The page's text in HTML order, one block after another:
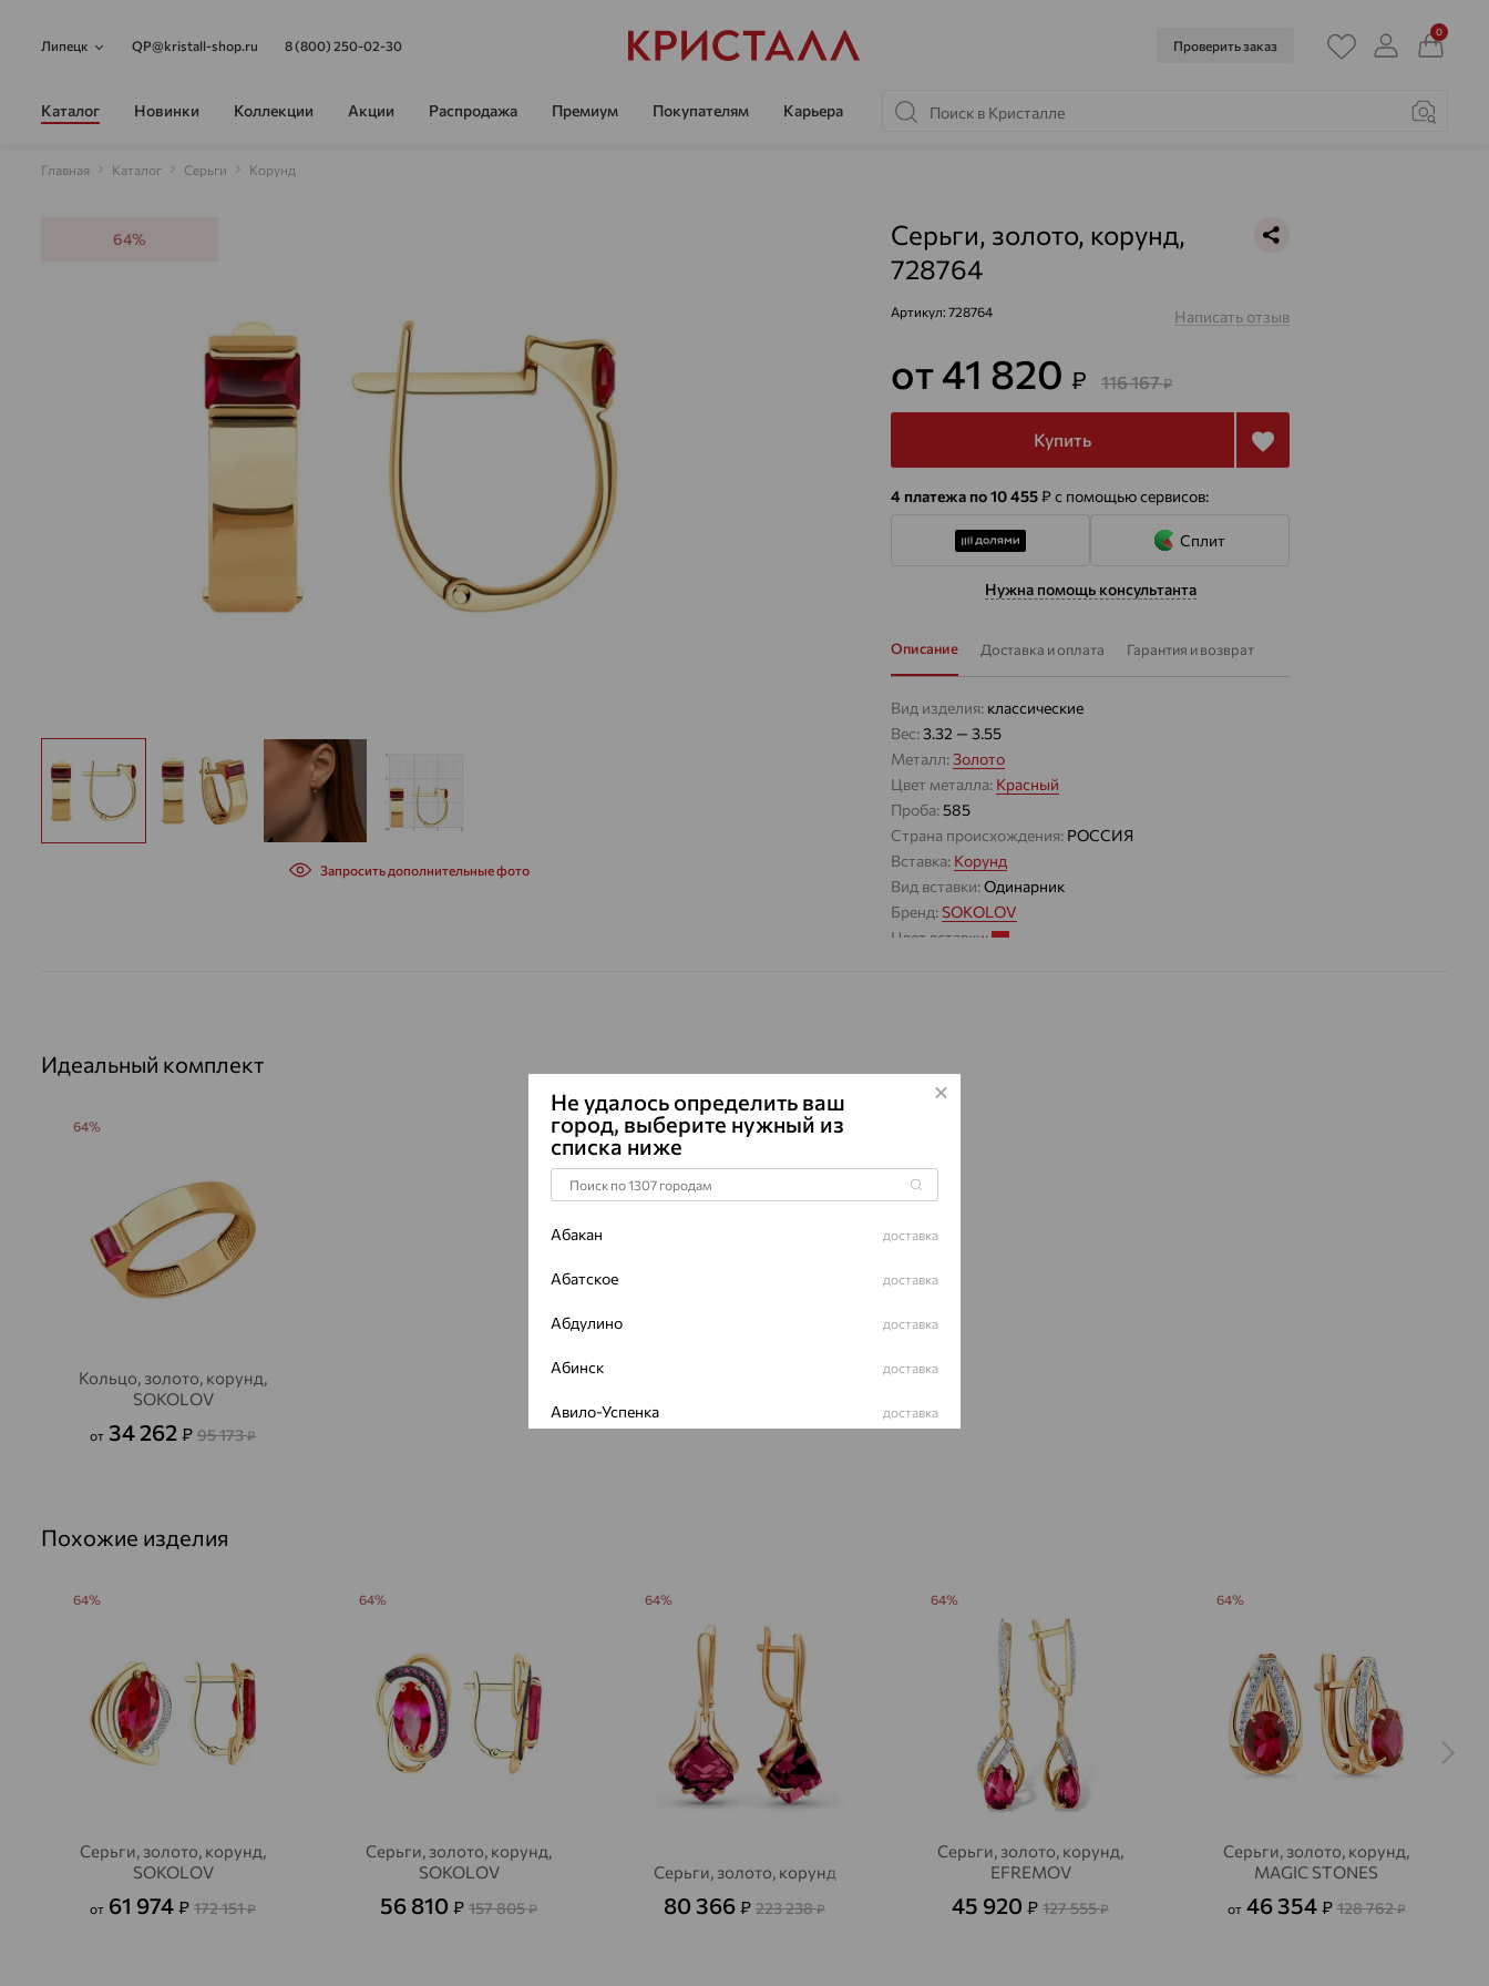
Липецк QP@kristall-shop.ru 8 (800) 250-02-30 Проверить заказ
0
Каталог Новинки Коллекции Акции Распродажа Премиум Покупателям Карьера
Главная Каталог Серьги Корунд
64%
Запросить дополнительные фото
Серьги, золото, корунд,
728764
Артикул: 728764 Написать отзыв
от 41 820 ₽ 116 167₽
Купить
4 платежа по 10 455₽с помощью сервисов:
Сплит
Нужна помощь консультанта
Описание Доставка и оплата Гарантия и возврат
Вид изделия: классические
Вес:3.32 — 3.55
Металл:Золото
Цвет металла: Красный
Проба:585
Страна происхождения: РОССИЯ
Вставка: Корунд
Вид вставки:Одинарник
Бренд:SOKOLOV
Цвет вставки:
ВИД КАМНЯ
Идеальный комплект
Кольцо, золото, корунд,
SOKOLOV
от 34 262 ₽ 95 173₽
64%
Похожие изделия
Серьги, золото, корунд,
SOKOLOV
от 61 974 ₽ 172 151₽
64%
Серьги, золото, корунд,
SOKOLOV
56 810 ₽ 157 805₽
64%
Серьги, золото, корунд
80 366 ₽ 223 238₽
64%
Серьги, золото, корунд,
EFREMOV
45 920 ₽ 127 555₽
64%
Серьги, золото, корунд,
MAGIC STONES
от 46 354 ₽ 128 762₽
64%
Не удалось определить ваш
город, выберите нужный из
списка ниже
Абакан доставка
Абатское доставка
Абдулино доставка
Абинск доставка
Авило-Успенка доставка
Актаныш
Актюбинский, Азнакаевский район